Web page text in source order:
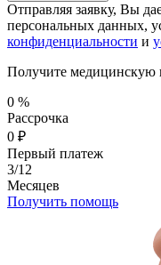
Отправляя заявку, Вы
персональных данных,
конфиденциальности и
Получите медицинскую
0 %
Рассрочка
0 ₽
Первый платеж
3/12
Месяцев
Получить помощь